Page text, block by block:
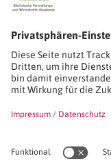
Rechtsgrundlage
Im Folgenden wird
Verarbeitung von
Art. 6 Abs. 1 S. 1 lit. a
Ort der Verarbeitung
verarbeitet werden.
verarbeitet werden,